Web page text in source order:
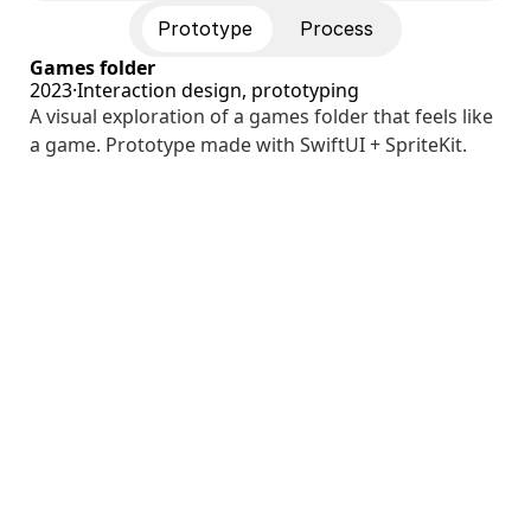
Prototype Process
Gamesfolder
2023·Interaction design, prototyping
Avisual exploration ofa games folderthatfeels like
a game. Prototype madewith SwiftUI+SpriteKit.